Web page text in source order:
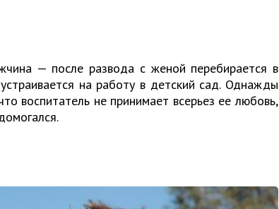
— после развода с женой перебирается в
на работу в детский сад. Однажды
воспитатель не принимает всерьез ее любовь,